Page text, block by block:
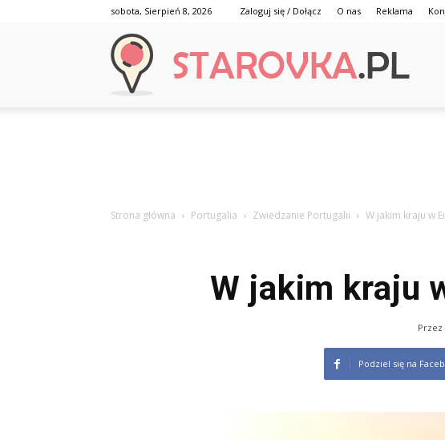
sobota, Sierpień 8, 2026 Zaloguj się / Dołącz O nas Reklama
Strona główna Portugalia Zwiedzanie Portugalii W jakim kraju w
W jakim kraju
Przez
Podziel się na